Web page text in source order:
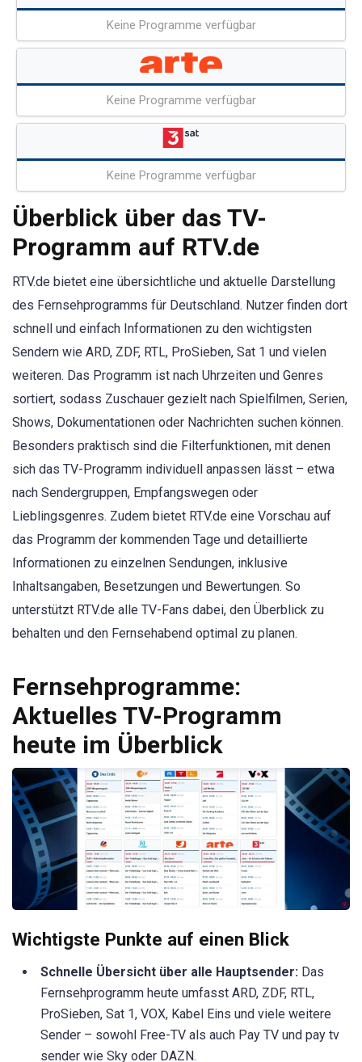
Keine Programme verfügbar
Keine Programme verfügbar
Keine Programme verfügbar
Überblick über das TV-
Programm auf RTV.de
RTV.de bietet eine übersichtliche und aktuelle Darstellung
des Fernsehprogramms für Deutschland. Nutzer finden dort
schnell und einfach Informationen zu den wichtigsten
Sendern wie ARD, ZDF, RTL, ProSieben, Sat 1 und vielen
weiteren. Das Programm ist nach Uhrzeiten und Genres
sortiert, sodass Zuschauer gezielt nach Spielfilmen, Serien,
Shows, Dokumentationen oder Nachrichten suchen können.
Besonders praktisch sind die Filterfunktionen, mit denen
sich das TV-Programm individuell anpassen lässt – etwa
nach Sendergruppen, Empfangswegen oder
Lieblingsgenres. Zudem bietet RTV.de eine Vorschau auf
das Programm der kommenden Tage und detaillierte
Informationen zu einzelnen Sendungen, inklusive
Inhaltsangaben, Besetzungen und Bewertungen. So
unterstützt RTV.de alle TV-Fans dabei, den Überblick zu
behalten und den Fernsehabend optimal zu planen.
Fernsehprogramme:
Aktuelles TV-Programm
heute im Überblick
Wichtigste Punkte auf einen Blick
Schnelle Übersicht über alle Hauptsender: Das
Fernsehprogramm heute umfasst ARD, ZDF, RTL,
ProSieben, Sat 1, VOX, Kabel Eins und viele weitere
Sender – sowohl Free-TV als auch Pay TV und pay tv
sender wie Sky oder DAZN.